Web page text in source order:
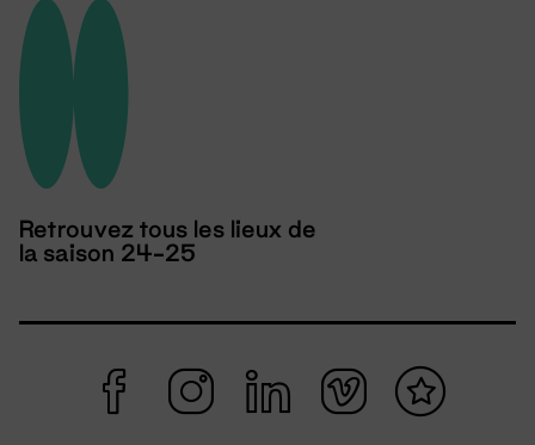
Retrouvez tous les lieux de
la saison 24-25